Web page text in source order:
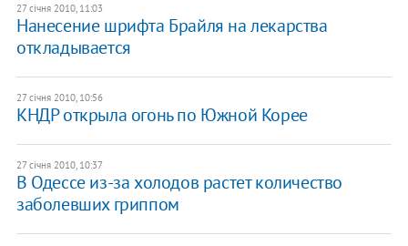
27 січня 2010, 11:03
Нанесение шрифта Брайля на лекарства
откладывается
27 січня 2010, 10:56
КНДР открыла огонь по Южной Корее
27 січня 2010, 10:37
В Одессе из-за холодов растет количество
заболевших гриппом